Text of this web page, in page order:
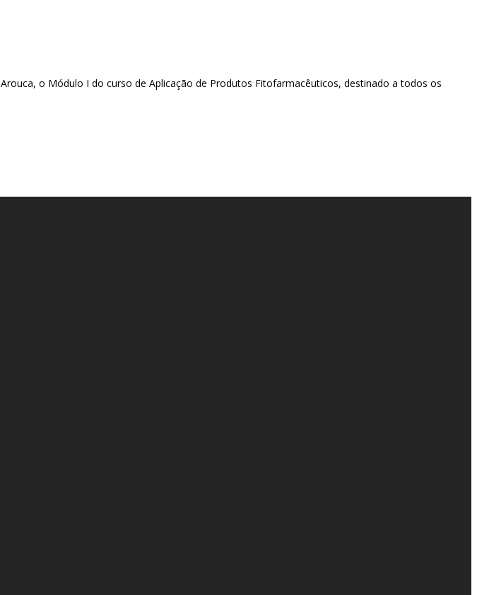
o Módulo I do curso de Aplicação de Produtos Fitofarmacêuticos, destinado a todos os